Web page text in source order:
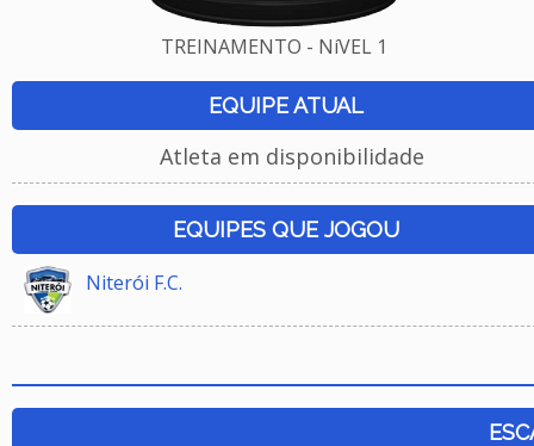
TREINAMENTO - NíVEL 1
EQUIPE ATUAL
Atleta em disponibilidade
EQUIPES QUE JOGOU
Niterói F.C.